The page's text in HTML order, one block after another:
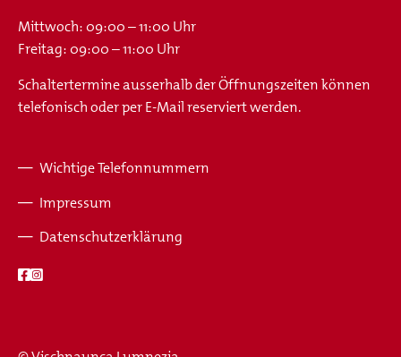
Mittwoch: 09:00 – 11:00 Uhr
Freitag: 09:00 – 11:00 Uhr
Schaltertermine ausserhalb der Öffnungszeiten können
telefonisch oder per E-Mail reserviert werden.
Wichtige Telefonnummern
Impressum
Datenschutzerklärung